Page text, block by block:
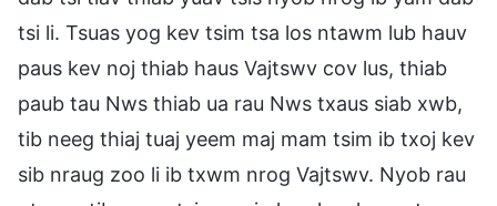
tsi li. Tsuas yog kev tsim tsa los ntawm lub hauv
paus kev noj thiab haus Vajtswv cov lus, thiab
paub tau Nws thiab ua rau Nws txaus siab xwb,
tib neeg thiaj tuaj yeem maj mam tsim ib txoj kev
sib nraug zoo li ib txwm nrog Vajtswv. Nyob rau